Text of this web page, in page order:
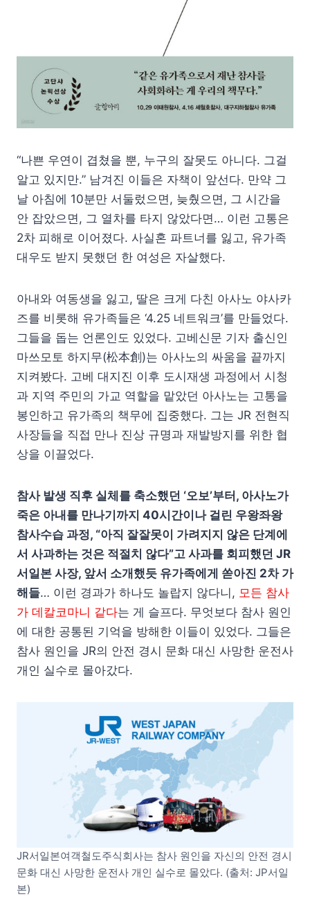
“나쁜 우연이 겹쳤을 뿐, 누구의 잘못도 아니다. 그걸
알고 있지만.” 남겨진 이들은 자책이 앞선다. 만약 그
날 아침에 10분만 서둘렀으면, 늦췄으면, 그 시간을
안 잡았으면, 그 열차를 타지 않았다면… 이런 고통은
2차 피해로 이어졌다. 사실혼 파트너를 잃고, 유가족
대우도 받지 못했던 한 여성은 자살했다.
아내와 여동생을 잃고, 딸은 크게 다친 아사노 야사카
즈를 비롯해 유가족들은 ‘4.25 네트워크’를 만들었다.
그들을 돕는 언론인도 있었다. 고베신문 기자 출신인
마쓰모토 하지무(松本創)는 아사노의 싸움을 끝까지
지켜봤다. 고베 대지진 이후 도시재생 과정에서 시청
과 지역 주민의 가교 역할을 맡았던 아사노는 고통을
봉인하고 유가족의 책무에 집중했다. 그는 JR 전현직
사장들을 직접 만나 진상 규명과 재발방지를 위한 협
상을 이끌었다.
참사 발생 직후 실체를 축소했던 ‘오보’부터, 아사노가
죽은 아내를 만나기까지 40시간이나 걸린 우왕좌왕
참사수습 과정, “아직 잘잘못이 가려지지 않은 단계에
서 사과하는 것은 적절치 않다”고 사과를 회피했던 JR
서일본 사장, 앞서 소개했듯 유가족에게 쏟아진 2차 가
해들… 이런 경과가 하나도 놀랍지 않다니, 모든 참사
가 데칼코마니 같다는 게 슬프다. 무엇보다 참사 원인
에 대한 공통된 기억을 방해한 이들이 있었다. 그들은
참사 원인을 JR의 안전 경시 문화 대신 사망한 운전사
개인 실수로 몰아갔다.
JR서일본여객철도주식회사는 참사 원인을 자신의 안전 경시
문화 대신 사망한 운전사 개인 실수로 몰았다. (출처: JP서일
본)